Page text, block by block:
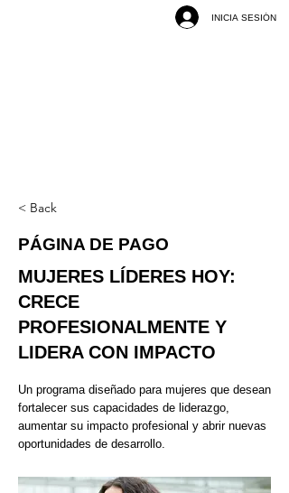
INICIA SESIÓN
< Back
PÁGINA DE PAGO
MUJERES LÍDERES HOY:
CRECE
PROFESIONALMENTE Y
LIDERA CON IMPACTO
Un programa diseñado para mujeres que desean
fortalecer sus capacidades de liderazgo,
aumentar su impacto profesional y abrir nuevas
oportunidades de desarrollo.